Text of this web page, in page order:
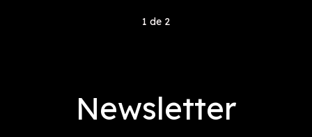
1 de 2
Newsletter